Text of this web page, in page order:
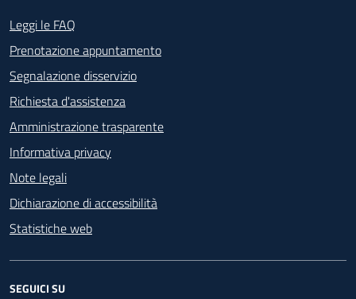
Footer - Contatti
Leggi le FAQ
Prenotazione appuntamento
Segnalazione disservizio
Richiesta d'assistenza
Amministrazione trasparente
Informativa privacy
Note legali
Dichiarazione di accessibilità
Statistiche web
SEGUICI SU